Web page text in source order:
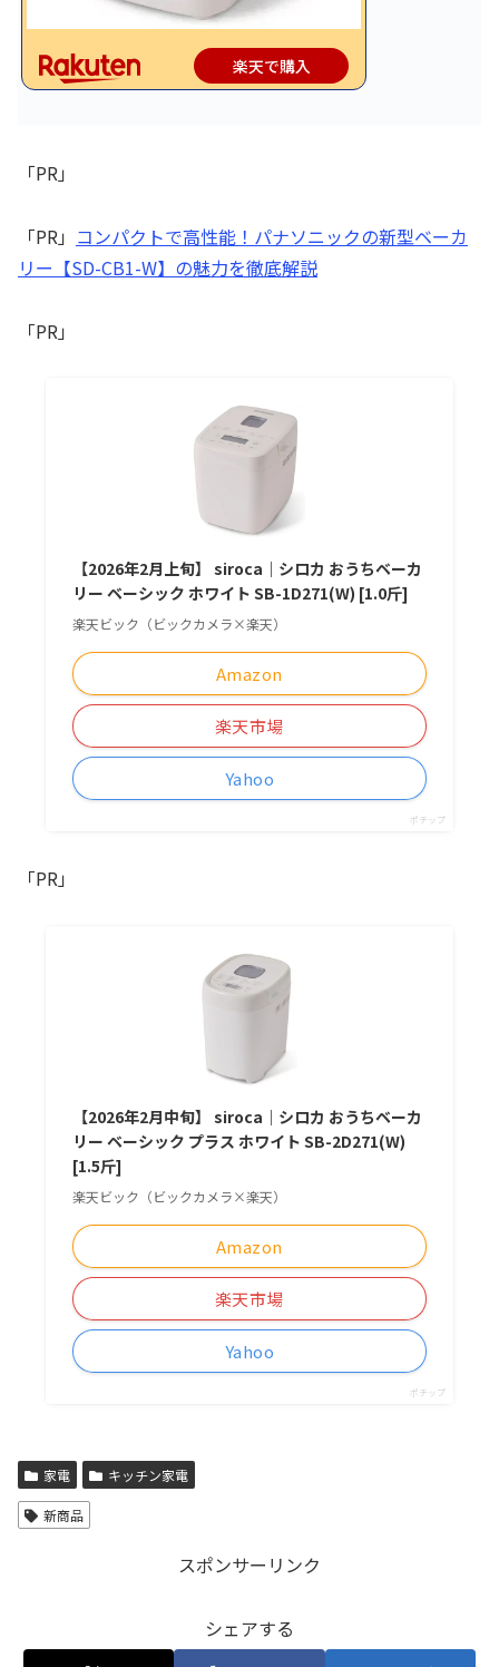
楽天で購入
「PR」
「PR」 コンパクトで高性能！パナソニックの新型ベーカ
リー【SD-CB1-W】の魅力を徹底解説
「PR」
【2026年2月上旬】 siroca｜シロカ おうちベーカ
リー ベーシック ホワイト SB-1D271(W) [1.0斤]
楽天ビック（ビックカメラ×楽天）
Amazon
楽天市場
Yahoo
ポチップ
「PR」
【2026年2月中旬】 siroca｜シロカ おうちベーカ
リー ベーシック プラス ホワイト SB-2D271(W)
[1.5斤]
楽天ビック（ビックカメラ×楽天）
Amazon
楽天市場
Yahoo
ポチップ
家電 キッチン家電
新商品
スポンサーリンク
シェアする